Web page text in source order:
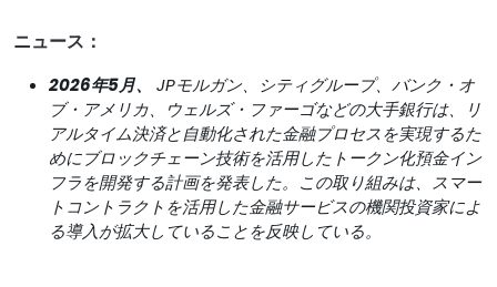
ニュース：
2026年5月、
JPモルガン、シティグループ、バンク・オ
ブ・アメリカ、ウェルズ・ファーゴなどの大手銀行は、リ
アルタイム決済と自動化された金融プロセスを実現するた
めにブロックチェーン技術を活用したトークン化預金イン
フラを開発する計画を発表した。この取り組みは、スマー
トコントラクトを活用した金融サービスの機関投資家によ
る導入が拡大していることを反映している。